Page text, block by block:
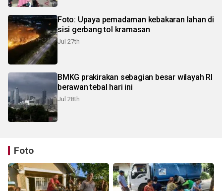
Foto: Upaya pemadaman kebakaran lahan di
sisi gerbang tol kramasan
Jul 27th
BMKG prakirakan sebagian besar wilayah RI
berawan tebal hari ini
Jul 28th
Foto